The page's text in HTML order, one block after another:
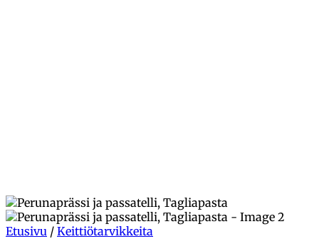
Etusivu / Keittiötarvikkeita